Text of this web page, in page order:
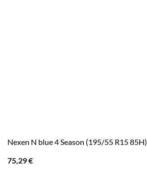
Nexen N blue 4 Season (195/55 R15 85H)
75,29€